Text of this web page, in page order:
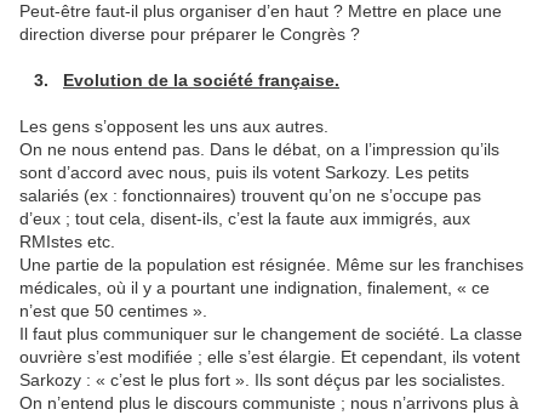
Peut-être faut-il plus organiser d’en haut ? Mettre en place une
direction diverse pour préparer le Congrès ?
3. Evolution de la société française.
Les gens s’opposent les uns aux autres.
On ne nous entend pas. Dans le débat, on a l’impression qu’ils
sont d’accord avec nous, puis ils votent Sarkozy. Les petits
salariés (ex : fonctionnaires) trouvent qu’on ne s’occupe pas
d’eux ; tout cela, disent-ils, c’est la faute aux immigrés, aux
RMIstes etc.
Une partie de la population est résignée. Même sur les franchises
médicales, où il y a pourtant une indignation, finalement, « ce
n’est que 50 centimes ».
Il faut plus communiquer sur le changement de société. La classe
ouvrière s’est modifiée ; elle s’est élargie. Et cependant, ils votent
Sarkozy : « c’est le plus fort ». Ils sont déçus par les socialistes.
On n’entend plus le discours communiste ; nous n’arrivons plus à